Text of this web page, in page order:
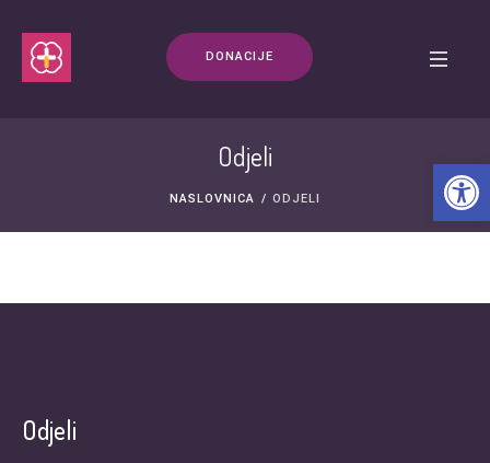
DONACIJE
Odjeli
NASLOVNICA / ODJELI
Odjeli